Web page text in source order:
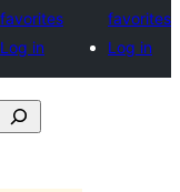
favorites
Log in
favorites
Log in